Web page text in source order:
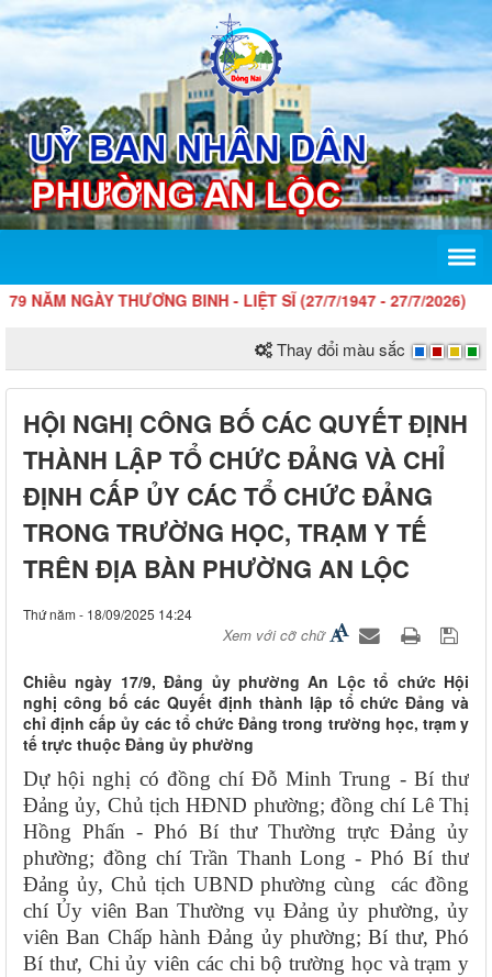
NGÀY THƯƠNG BINH - LIỆT SĨ (27/7/1947 - 27/7/2026)
Thay đổi màu sắc
HỘI NGHỊ CÔNG BỐ CÁC QUYẾT ĐỊNH
THÀNH LẬP TỔ CHỨC ĐẢNG VÀ CHỈ
ĐỊNH CẤP ỦY CÁC TỔ CHỨC ĐẢNG
TRONG TRƯỜNG HỌC, TRẠM Y TẾ
TRÊN ĐỊA BÀN PHƯỜNG AN LỘC
Thứ năm - 18/09/2025 14:24
Xem với cỡ chữ
Chiều ngày 17/9, Đảng ủy phường An Lộc tổ chức Hội
nghị công bố các Quyết định thành lập tổ chức Đảng và
chỉ định cấp ủy các tổ chức Đảng trong trường học, trạm y
tế trực thuộc Đảng ủy phường
Dự hội nghị có đồng chí Đỗ Minh Trung - Bí thư
Đảng ủy, Chủ tịch HĐND phường; đồng chí Lê Thị
Hồng Phấn - Phó Bí thư Thường trực Đảng ủy
phường; đồng chí Trần Thanh Long - Phó Bí thư
Đảng ủy, Chủ tịch UBND phường cùng các đồng
chí Ủy viên Ban Thường vụ Đảng ủy phường, ủy
viên Ban Chấp hành Đảng ủy phường; Bí thư, Phó
Bí thư, Chi ủy viên các chi bộ trường học và trạm y